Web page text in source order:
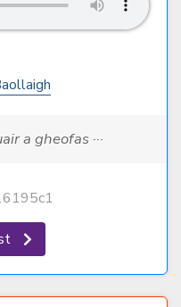
a gheofas ···